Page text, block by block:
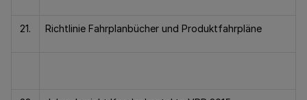
21. Richtlinie Fahrplanbücher und Produktfahrpläne